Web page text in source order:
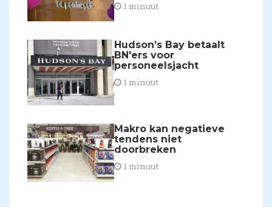
1 minuut
Hudson’s Bay betaalt
BN'ers voor
personeelsjacht
1 minuut
​Makro kan negatieve
tendens niet
doorbreken
1 minuut